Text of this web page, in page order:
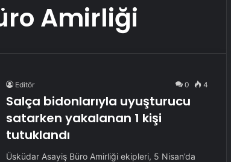
Amirliği
Editör 0 4
Salça bidonlarıyla uyuşturucu
satarken yakalanan 1 kişi
tutuklandı
Üsküdar Asayiş Büro Amirliği ekipleri, 5 Nisan’da